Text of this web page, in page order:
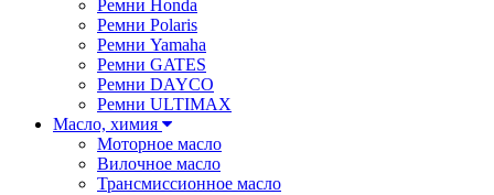
Ремни Honda
Ремни Polaris
Ремни Yamaha
Ремни GATES
Ремни DAYCO
Ремни ULTIMAX
Масло, химия
Моторное масло
Вилочное масло
Трансмиссионное масло